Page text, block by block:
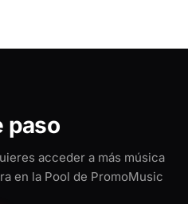
paso
acceder a más música
en la Pool de PromoMusic